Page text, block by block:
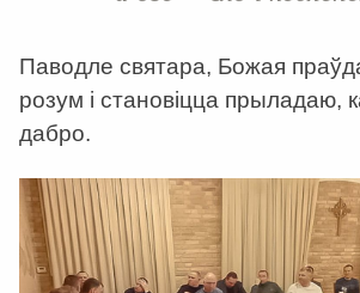
Паводле святара, Божая
розум і становіцца прыладаю,
дабро.